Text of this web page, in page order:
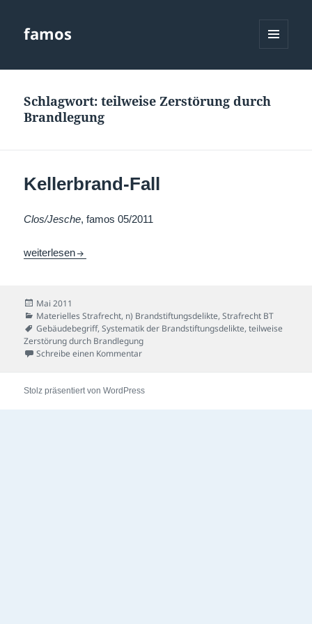
famos
Schlagwort:teilweise Zerstörung durch
Brandlegung
Kellerbrand-Fall
Clos/Jesche, famos 05/2011
Kellerbrand-Fall
weiterlesen
Veröffentlicht
am
Mai 2011
Kategorien
Materielles Strafrecht, n) Brandstiftungsdelikte,Strafrecht BT
Schlagwörter
Gebäudebegriff,Systematik der Brandstiftungsdelikte,teilweise
Zerstörung durch Brandlegung
Schreibe einen Kommentarzu Kellerbrand-Fall
Stolz präsentiert von WordPress